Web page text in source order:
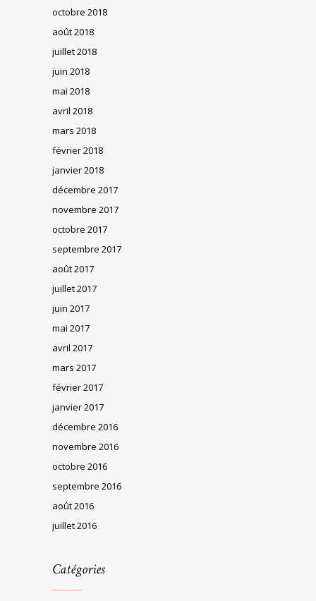
octobre 2018
août 2018
juillet 2018
juin 2018
mai 2018
avril 2018
mars 2018
février 2018
janvier 2018
décembre 2017
novembre 2017
octobre 2017
septembre 2017
août 2017
juillet 2017
juin 2017
mai 2017
avril 2017
mars 2017
février 2017
janvier 2017
décembre 2016
novembre 2016
octobre 2016
septembre 2016
août 2016
juillet 2016
Catégories